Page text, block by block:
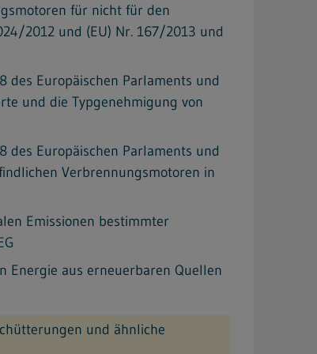
für nicht für den
2012 und (EU) Nr. 167/2013 und
des Europäischen Parlaments und
und die Typgenehmigung von
des Europäischen Parlaments und
Verbrennungsmotoren in
Emissionen bestimmter
Energie aus erneuerbaren Quellen
und ähnliche